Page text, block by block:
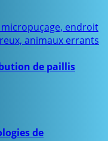
endroit
animaux errants
de paillis
de